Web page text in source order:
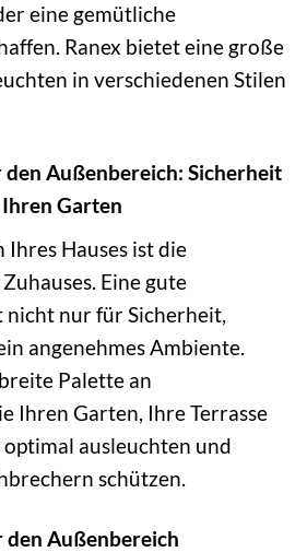
eine gemütliche
Ranex bietet eine große
in verschiedenen Stilen
den Außenbereich: Sicherheit
Garten
Hauses ist die
Eine gute
nicht nur für Sicherheit,
angenehmes Ambiente.
Palette an
Ihren Garten, Ihre Terrasse
ausleuchten und
schützen.
Außenbereich